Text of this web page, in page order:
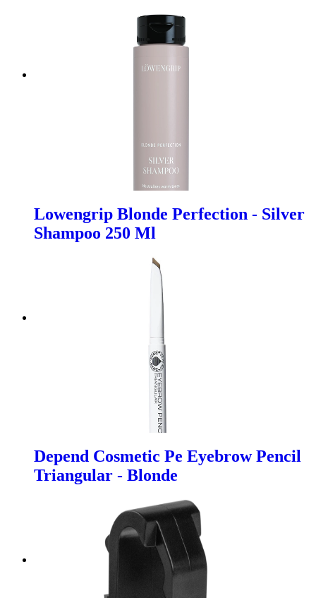
Lowengrip Blonde Perfection - Silver
Shampoo 250 Ml
Depend Cosmetic Pe Eyebrow Pencil
Triangular - Blonde